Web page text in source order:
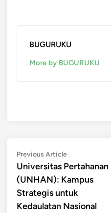
BUGURUKU
More by BUGURUKU
Post
navigation
Previous ArticlePrevious
article:
Universitas Pertahanan
(UNHAN): Kampus
Strategis untuk
Kedaulatan Nasional